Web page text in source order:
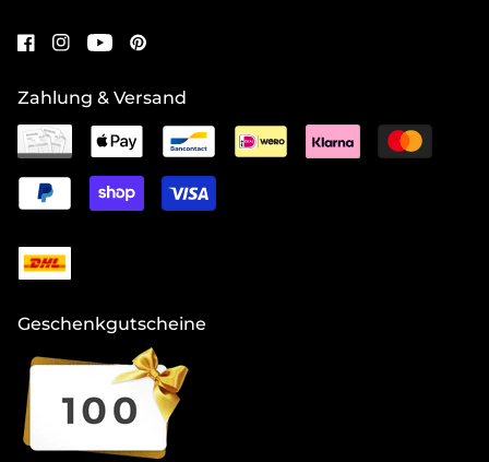
Zahlung & Versand
Geschenkgutscheine